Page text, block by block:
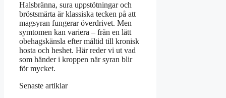
Halsbränna, sura uppstötningar och
bröstsmärta är klassiska tecken på att
magsyran fungerar överdrivet. Men
symtomen kan variera – från en lätt
obehagskänsla efter måltid till kronisk
hosta och heshet. Här reder vi ut vad
som händer i kroppen när syran blir
för mycket.
Senaste artiklar